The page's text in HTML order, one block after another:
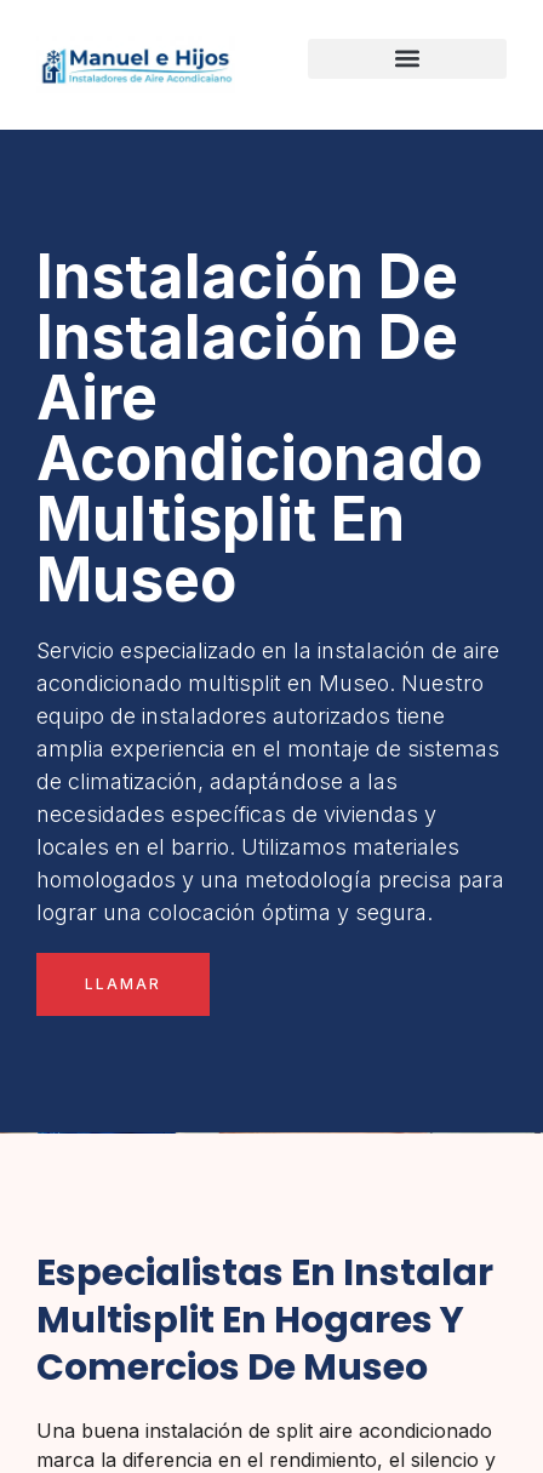
Instalación De
Instalación De
Aire
Acondicionado
Multisplit En
Museo
Servicio especializado en la instalación de aire
acondicionado multisplit en Museo. Nuestro
equipo de instaladores autorizados tiene
amplia experiencia en el montaje de sistemas
de climatización, adaptándose a las
necesidades específicas de viviendas y
locales en el barrio. Utilizamos materiales
homologados y una metodología precisa para
lograr una colocación óptima y segura.
LLAMAR
Especialistas En Instalar
Multisplit En Hogares Y
Comercios De Museo
Una buena instalación de split aire acondicionado
marca la diferencia en el rendimiento, el silencio y